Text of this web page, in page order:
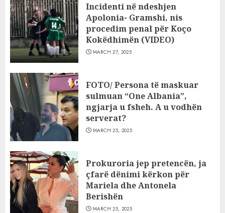
Incidenti në ndeshjen
Apolonia- Gramshi, nis
procedim penal për Koço
Kokëdhimën (VIDEO)
MARCH 27, 2025
FOTO/ Persona të maskuar
sulmuan “One Albania”,
ngjarja u fsheh. A u vodhën
serverat?
MARCH 25, 2025
Prokuroria jep pretencën, ja
çfarë dënimi kërkon për
Mariela dhe Antonela
Berishën
MARCH 25, 2025